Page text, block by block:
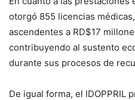
otorgó 855 licencias
ascendentes a RD$17
contribuyendo al sustento
durante sus procesos de
De igual forma, el IDOPPRIL